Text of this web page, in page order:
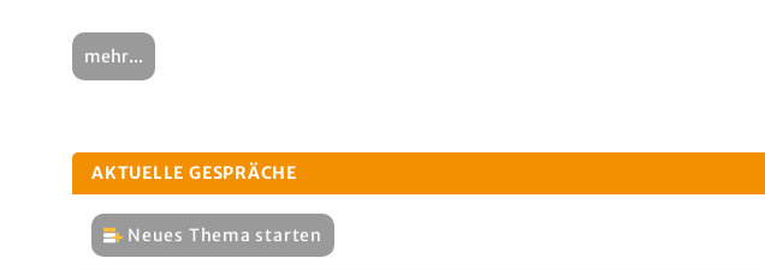
mehr...
AKTUELLE GESPRÄCHE
Neues Thema starten